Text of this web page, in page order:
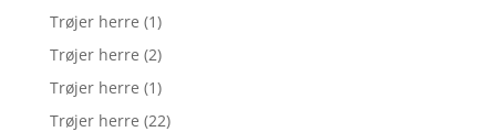
Trøjer herre (1)
Trøjer herre (2)
Trøjer herre (1)
Trøjer herre (22)